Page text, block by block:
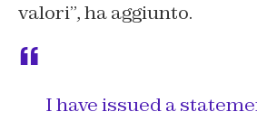
valori”, ha aggiunto.
I have issued a